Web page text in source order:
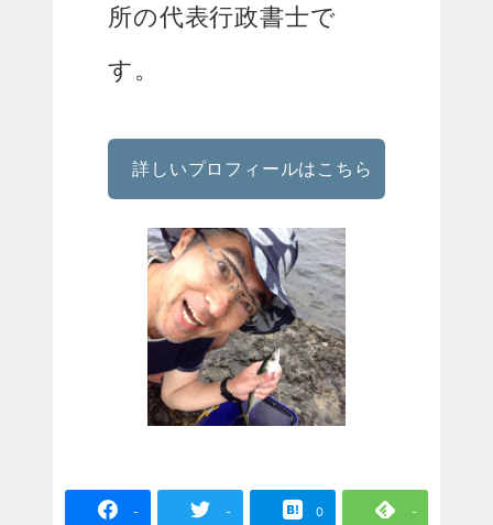
所の代表行政書士で
す。
詳しいプロフィールはこちら
- - 0 -